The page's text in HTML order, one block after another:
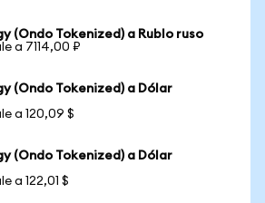
(Ondo Tokenized) a Rublo ruso
a 7114,00 ₽
(Ondo Tokenized) a Dólar
a 120,09 $
(Ondo Tokenized) a Dólar
a 122,01 $